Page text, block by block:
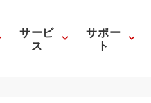
サービ
ス
サポー
ト